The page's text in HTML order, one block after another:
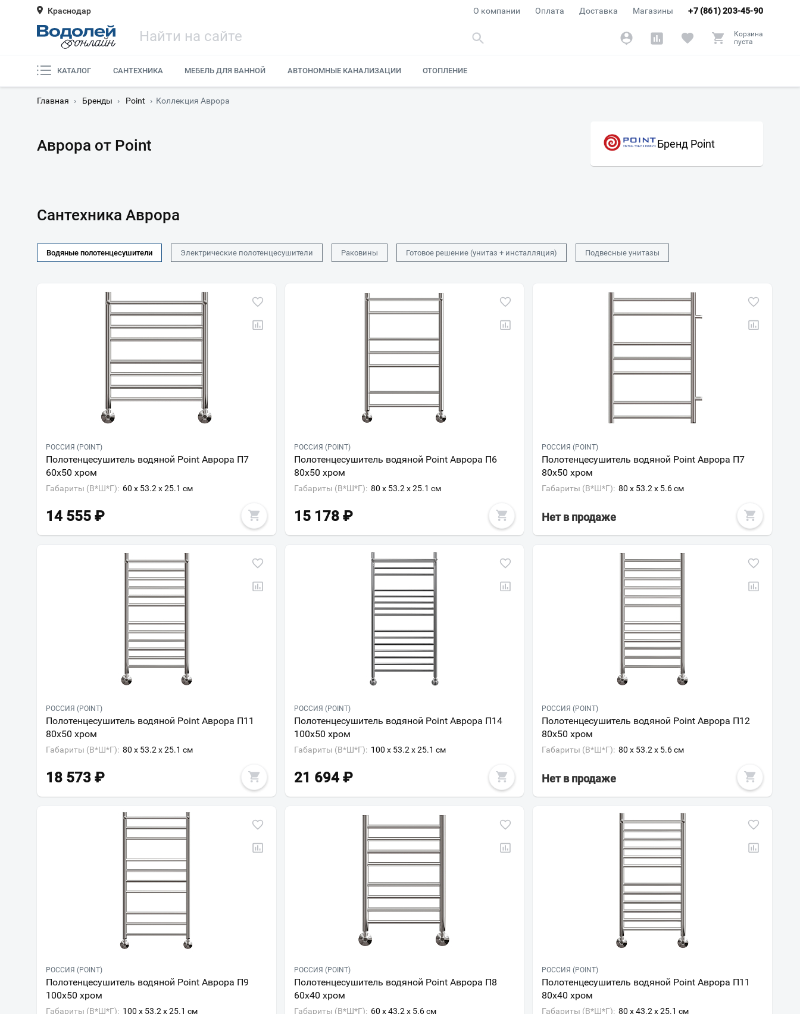
Краснодар +7 (861) 203-45-90
О компании Оплата Доставка Магазины
Корзина
пуста
КАТАЛОГ САНТЕХНИКА МЕБЕЛЬ ДЛЯ ВАННОЙ АВТОНОМНЫЕ КАНАЛИЗАЦИИ ОТОПЛЕНИЕ
Главная › Бренды › Point › Коллекция Аврора
Аврора от Point Бренд Point
Сантехника Аврора
Водяные полотенцесушители Электрические полотенцесушители Раковины Готовое решение (унитаз + инсталляция) Подвесные унитазы
РОССИЯ (POINT)
Полотенцесушитель водяной Point Аврора П7
60х50 хром
Габариты (В*Ш*Г): 60 x 53.2 x 25.1 см
14 555 ₽
РОССИЯ (POINT)
Полотенцесушитель водяной Point Аврора П6
80х50 хром
Габариты (В*Ш*Г): 80 x 53.2 x 25.1 см
15 178 ₽
РОССИЯ (POINT)
Полотенцесушитель водяной Point Аврора П7
80х50 хром
Габариты (В*Ш*Г): 80 x 53.2 x 5.6 см
Нет в продаже
РОССИЯ (POINT)
Полотенцесушитель водяной Point Аврора П11
80х50 хром
Габариты (В*Ш*Г): 80 x 53.2 x 25.1 см
18 573 ₽
РОССИЯ (POINT)
Полотенцесушитель водяной Point Аврора П14
100х50 хром
Габариты (В*Ш*Г): 100 x 53.2 x 25.1 см
21 694 ₽
РОССИЯ (POINT)
Полотенцесушитель водяной Point Аврора П12
80х50 хром
Габариты (В*Ш*Г): 80 x 53.2 x 5.6 см
Нет в продаже
РОССИЯ (POINT)
Полотенцесушитель водяной Point Аврора П9
100х50 хром
Габариты (В*Ш*Г): 100 x 53.2 x 25.1 см
РОССИЯ (POINT)
Полотенцесушитель водяной Point Аврора П8
60х40 хром
Габариты (В*Ш*Г): 60 x 43.2 x 5.6 см
РОССИЯ (POINT)
Полотенцесушитель водяной Point Аврора П11
80х40 хром
Габариты (В*Ш*Г): 80 x 43.2 x 25.1 см